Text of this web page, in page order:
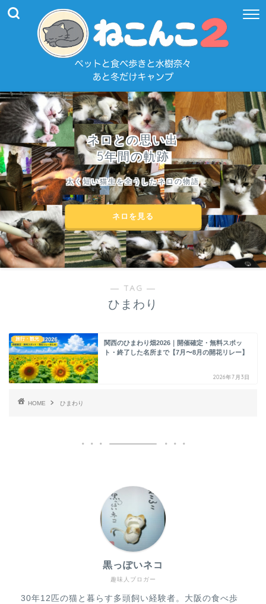
ネロとの思い出
5年間の軌跡
太く短い猫生を全うしたネロの物語
ネロを見る
― TAG ―
ひまわり
旅行・観光
関西のひまわり畑2026｜開催確定・無料スポッ
ト・終了した名所まで【7月〜8月の開花リレー】
2026年7月3日
HOME ひまわり
趣味人ブロガー
黒っぽいネコ
30年12匹の猫と暮らす多頭飼い経験者。大阪の食べ歩